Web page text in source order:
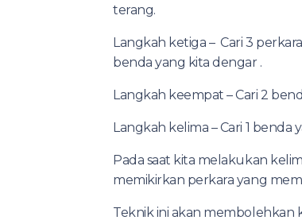
terang.
Langkah ketiga – Cari 3
benda yang kita dengar .
Langkah keempat – Cari 2
Langkah kelima – Cari 1
Pada saat kita melakukan
memikirkan perkara yang
Teknik ini akan